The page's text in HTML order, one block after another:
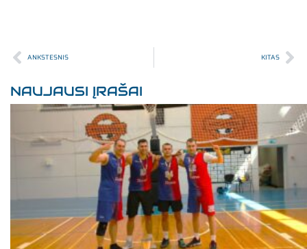
ANKSTESNIS KITAS
NAUJAUSI ĮRAŠAI